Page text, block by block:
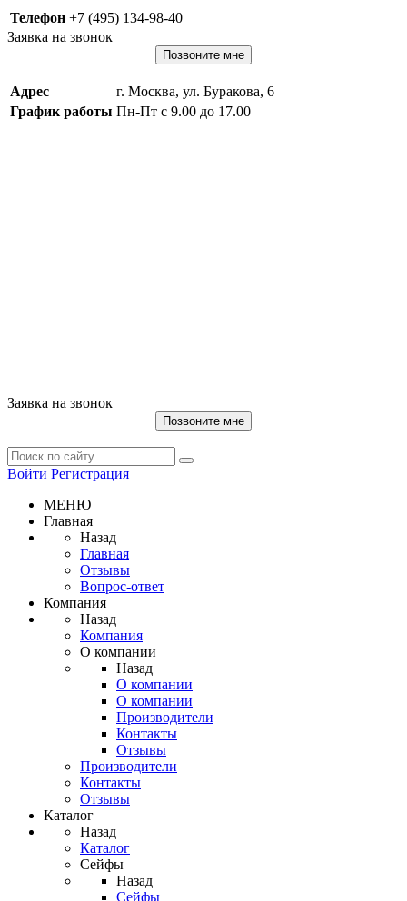
Телефон +7 (495) 134-98-40
Заявка на звонок
Позвоните мне
Адрес
г. Москва, ул. Буракова, 6
График работы Пн-Пт с 9.00 до 17.00
Заявка на звонок
Позвоните мне
Войти Регистрация
МЕНЮ
Главная
Назад
Главная
Отзывы
Вопрос-ответ
Компания
Назад
Компания
О компании
Назад
О компании
О компании
Производители
Контакты
Отзывы
Производители
Контакты
Отзывы
Каталог
Назад
Каталог
Сейфы
Назад
Сейфы